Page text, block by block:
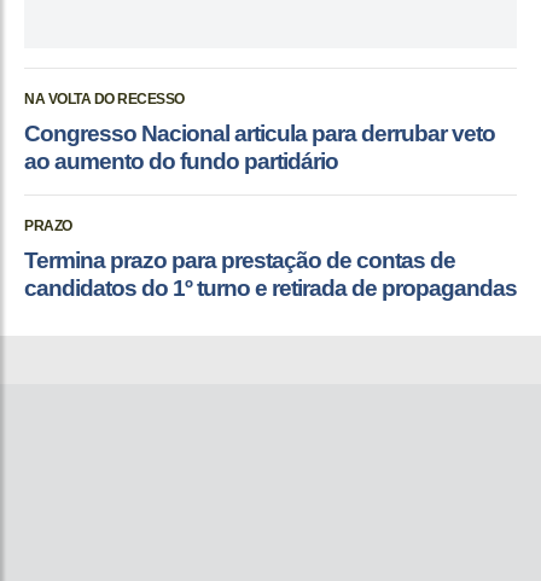
NA VOLTA DO RECESSO
Congresso Nacional articula para derrubar veto
ao aumento do fundo partidário
PRAZO
Termina prazo para prestação de contas de
candidatos do 1º turno e retirada de propagandas